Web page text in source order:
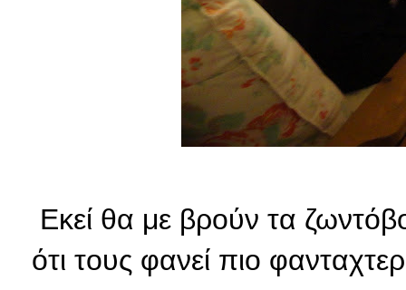
Εκεί θα με βρούν τα
ότι τους φανεί πιο